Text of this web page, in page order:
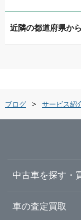
ガリバーミニクル
ガリバー秋田御所野
ガリバー車検 秋田
ガリバー横手店
秋田市
近隣の都道府県か
山形県
ブログ サービス紹
中古車を探す・
中古車情報・中古
車の査定買取